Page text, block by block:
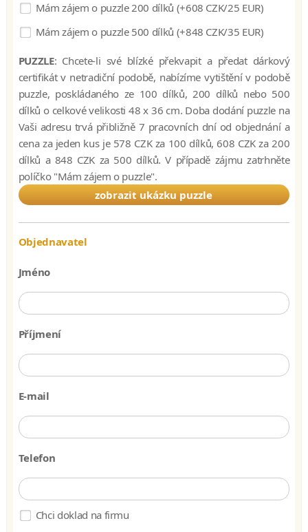
Mám zájem o puzzle 200 dílků (+608 CZK/25 EUR)
Mám zájem o puzzle 500 dílků (+848 CZK/35 EUR)
PUZZLE: Chcete-li své blízké překvapit a předat dárkový
certifikát v netradiční podobě, nabízíme vytištění v podobě
puzzle, poskládaného ze 100 dílků, 200 dílků nebo 500
dílků o celkové velikosti 48 x 36 cm. Doba dodání puzzle na
Vaši adresu trvá přibližně 7 pracovních dní od objednání a
cena za jeden kus je 578 CZK za 100 dílků, 608 CZK za 200
dílků a 848 CZK za 500 dílků. V případě zájmu zatrhněte
políčko "Mám zájem o puzzle".
zobrazit ukázku puzzle
Objednavatel
Jméno
Příjmení
E-mail
Telefon
Chci doklad na firmu